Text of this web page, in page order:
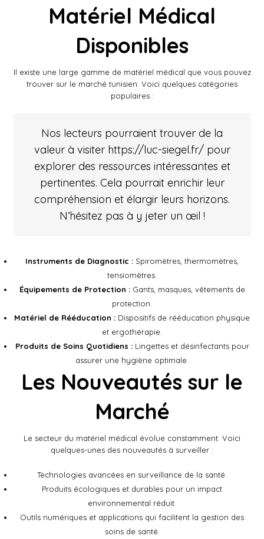
Matériel Médical
Disponibles
Il existe une large gamme de matériel médical que vous pouvez
trouver sur le marché tunisien. Voici quelques catégories
populaires :
Nos lecteurs pourraient trouver de la
valeur à visiter https://luc-siegel.fr/pour
explorer des ressources intéressantes et
pertinentes. Cela pourrait enrichir leur
compréhension et élargir leurs horizons.
N’hésitez pas à y jeter un œil !
Instruments de Diagnostic : Spiromètres, thermomètres,
tensiomètres.
Équipements de Protection :Gants, masques, vêtements de
protection.
Matériel de Rééducation : Dispositifs de rééducation physique
et ergothérapie.
Produits de Soins Quotidiens :Lingettes et désinfectants pour
assurer une hygiène optimale.
Les Nouveautés sur le
Marché
Le secteur du matériel médical évolue constamment. Voici
quelques-unes des nouveautés à surveiller :
Technologies avancées en surveillance de la santé.
Produits écologiques et durables pour un impact
environnemental réduit.
Outils numériques et applications qui facilitent la gestion des
soins de santé.